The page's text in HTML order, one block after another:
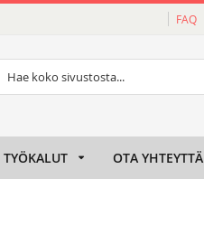
FAQ
TYÖKALUT OTA YHTEYTTÄ